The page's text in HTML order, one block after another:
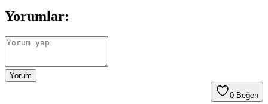
Yorumlar:
Yorum
0 Beğen